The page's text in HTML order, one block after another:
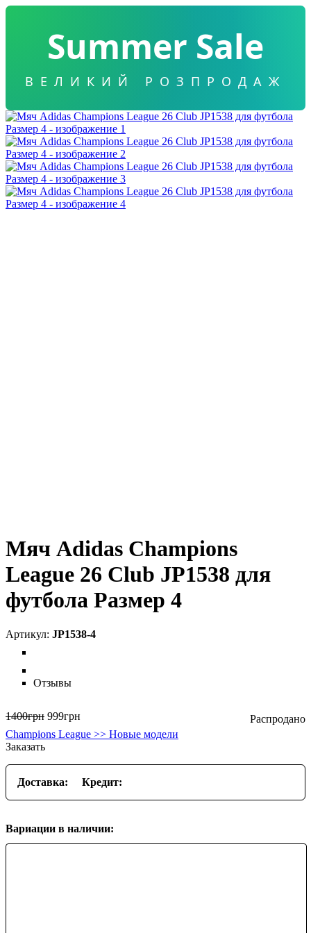
Summer Sale
ВЕЛИКИЙ РОЗПРОДАЖ
Мяч Adidas Champions
League 26 Club JP1538 для
футбола Размер 4
JP1538-4
Отзывы
1400грн 999грн
Champions League >> Новые модели
Заказать
Доставка: Кредит:
Вариации в наличии: